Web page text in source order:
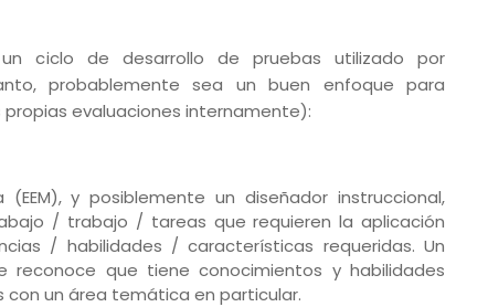
ciclo de desarrollo de pruebas utilizado por
probablemente sea un buen enfoque para
evaluaciones internamente):
y posiblemente un diseñador instruccional,
/ trabajo / tareas que requieren la aplicación
/ habilidades / características requeridas. Un
reconoce que tiene conocimientos y habilidades
un área temática en particular.